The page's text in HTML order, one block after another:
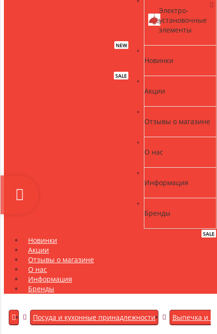
Электро-
установочные
элементы
NEW
Новинки
SALE
Акции
Отзывы о магазине
О нас
Информация
Бренды
NEW
Новинки
SALE
Акции
Отзывы о магазине
О нас
Информация
Бренды
Посуда и кухонные принадлежности Выпечка и